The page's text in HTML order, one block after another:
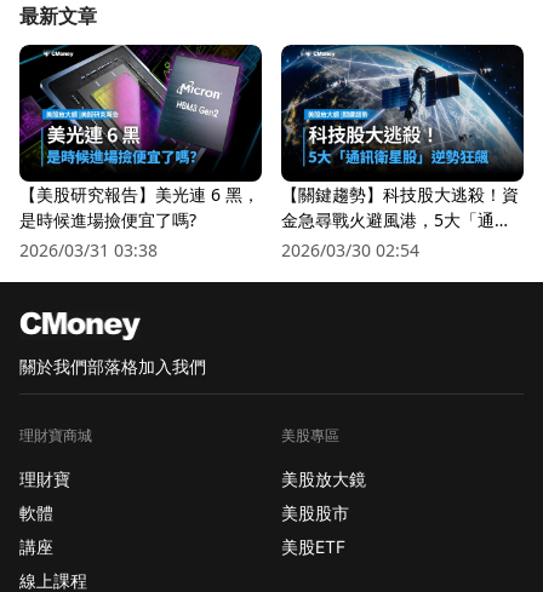
最新文章
【美股研究報告】美光連 6 黑，
是時候進場撿便宜了嗎?
2026/03/31 03:38
【關鍵趨勢】科技股大逃殺！資
金急尋戰火避風港，5大「通訊
衛星股」逆勢狂飆
2026/03/30 02:54
關於我們部落格加入我們
理財寶商城
理財寶
軟體
講座
線上課程
美股專區
美股放大鏡
美股股市
美股ETF